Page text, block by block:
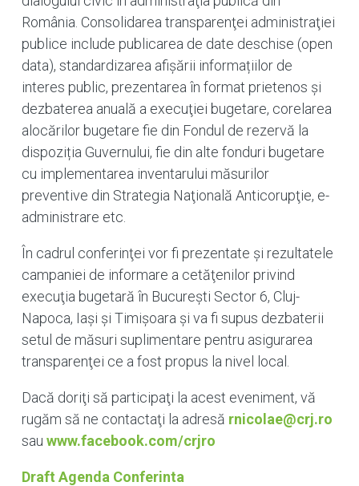
România. Consolidarea transparenţei administraţiei
publice include publicarea de date deschise (open
data), standardizarea afișării informațiilor de
interes public, prezentarea în format prietenos şi
dezbaterea anuală a execuţiei bugetare, corelarea
alocărilor bugetare fie din Fondul de rezervă la
dispoziția Guvernului, fie din alte fonduri bugetare
cu implementarea inventarului măsurilor
preventive din Strategia Naţională Anticorupţie, e-
administrare etc.
În cadrul conferinţei vor fi prezentate şi rezultatele
campaniei de informare a cetăţenilor privind
execuţia bugetară în Bucureşti Sector 6, Cluj-
Napoca, Iaşi şi Timişoara şi va fi supus dezbaterii
setul de măsuri suplimentare pentru asigurarea
transparenţei ce a fost propus la nivel local.
Dacă doriţi să participaţi la acest eveniment, vă
rugăm să ne contactaţi la adresă rnicolae@crj.ro
sau www.facebook.com/crjro
Draft Agenda Conferinta